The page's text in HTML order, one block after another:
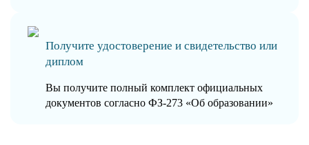
Получите удостоверение и свидетельство или
диплом
Вы получите полный комплект официальных
документов согласно ФЗ-273 «Об образовании»